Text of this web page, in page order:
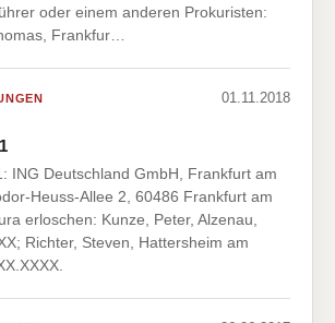
oder einem anderen Prokuristen:
Frankfur…
01.11.2018
ING Deutschland GmbH, Frankfurt am
Heuss-Allee 2, 60486 Frankfurt am
erloschen: Kunze, Peter, Alzenau,
Richter, Steven, Hattersheim am